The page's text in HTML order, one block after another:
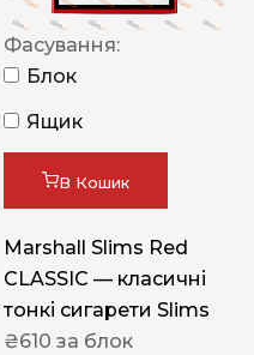
Фасування:
Блок
Ящик
В Кошик
Marshall Slims Red
CLASSIC — класичні
тонкі сигарети Slims
₴610 за блок